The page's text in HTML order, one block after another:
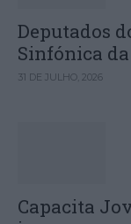
Deputados
Sinfónica da
31 DE JULHO, 2026
Capacita